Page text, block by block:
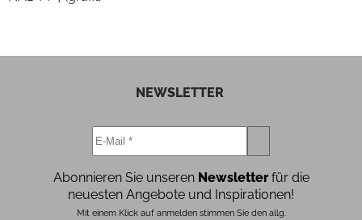
NEWSLETTER
Abonnieren Sie unseren Newsletterfür die
neuesten Angebote und Inspirationen!
Mit einem Klick auf anmelden stimmen Sie den allg.